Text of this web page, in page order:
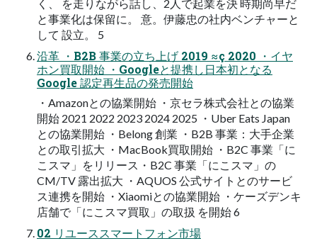
く、 を走りながら話し、2人で起業を決 時期尚早だ
と事業化は保留に。 意。伊藤忠の社内ベンチャーと
して 設立。 5
沿革 ・B2B 事業の立ち上げ 2019 ≈ç 2020 ・イヤ
ホン買取開始 ・Googleと提携し日本初となる
Google 認定再生品の発売開始
・Amazonとの協業開始 ・京セラ株式会社との協業
開始 2021 2022 2023 2024 2025 ・Uber Eats Japan
との協業開始 ・Belong 創業 ・B2B 事業：大手企業
との取引拡大 ・MacBook買取開始 ・B2C 事業「に
こスマ」をリリース・B2C 事業「にこスマ」の
CM/TV 露出拡大 ・AQUOS 公式サイトとのサービ
ス連携を開始 ・Xiaomiとの協業開始 ・ケーズデンキ
店舗で「にこスマ買取」の取扱 を開始 6
02 リユーススマートフォン市場